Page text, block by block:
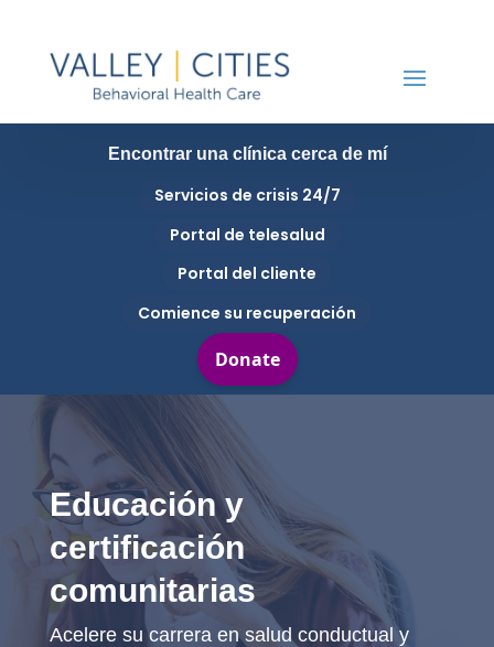
Encontrar una clínica cerca de mí
Servicios de crisis 24/7
Portal de telesalud
Portal del cliente
Comience su recuperación
Educación y
certificación
comunitarias
Acelere su carrera en salud conductual y